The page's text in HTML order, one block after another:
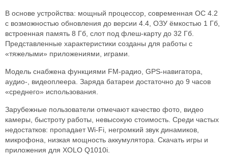
В основе устройства: мощный процессор, современная ОС 4.2
с возможностью обновления до версии 4.4, ОЗУ ёмкостью 1 Гб,
встроенная память 8 Гб, слот под флеш-карту до 32 Гб.
Представленные характеристики созданы для работы с
«тяжелыми» приложениями, играми.
Модель снабжена функциями FM-радио, GPS-навигатора,
аудио-, видеоплеера. Заряда батареи достаточно до 9 часов
«среднего» использования.
Зарубежные пользователи отмечают качество фото, видео
камеры, быстроту работы, невысокую стоимость. Среди частых
недостатков: пропадает Wi-Fi, негромкий звук динамиков,
микрофона, низкая мощность аккумулятора. Скачать игры и
приложения для XOLO Q1010i.